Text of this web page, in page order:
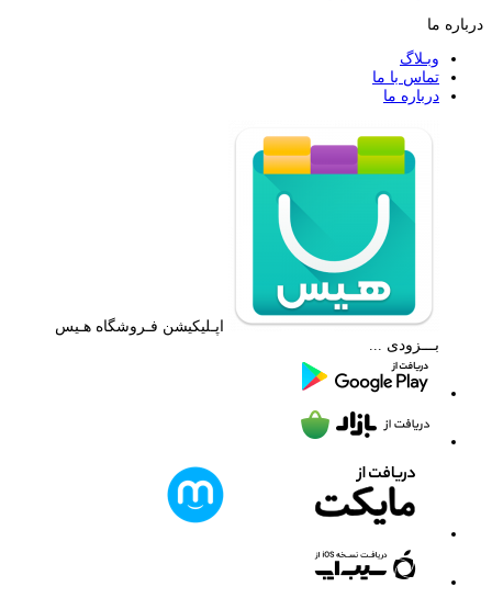
درباره ما
وبـلاگ
تماس با ما
درباره ما
اپـلیکیشن فـروشگاه هـیس
بـــزودی ...